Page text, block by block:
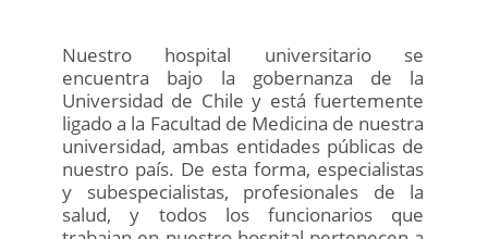
Nuestro hospital universitario se
encuentra bajo la gobernanza de la
Universidad de Chile y está fuertemente
ligado a la Facultad de Medicina de nuestra
universidad, ambas entidades públicas de
nuestro país. De esta forma, especialistas
y subespecialistas, profesionales de la
salud, y todos los funcionarios que